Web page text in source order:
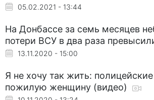
05.02.2021 - 13:44
На Донбассе за семь месяцев
потери ВСУ в два раза
13.11.2020 - 15:00
Я не хочу так жить:
пожилую женщину (видео)